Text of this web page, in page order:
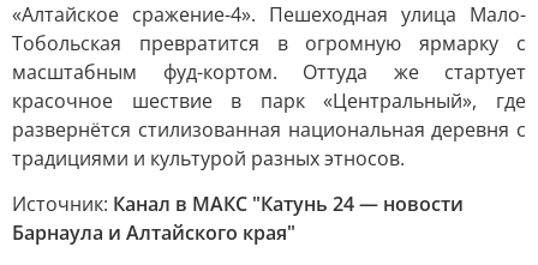
«Алтайское сражение-4». Пешеходная улица Мало-
Тобольская превратится в огромную ярмарку с
масштабным фуд-кортом. Оттуда же стартует
красочное шествие в парк «Центральный», где
развернётся стилизованная национальная деревня с
традициями и культурой разных этносов.
Источник: Канал в МАКС "Катунь 24 — новости
Барнаула и Алтайского края"